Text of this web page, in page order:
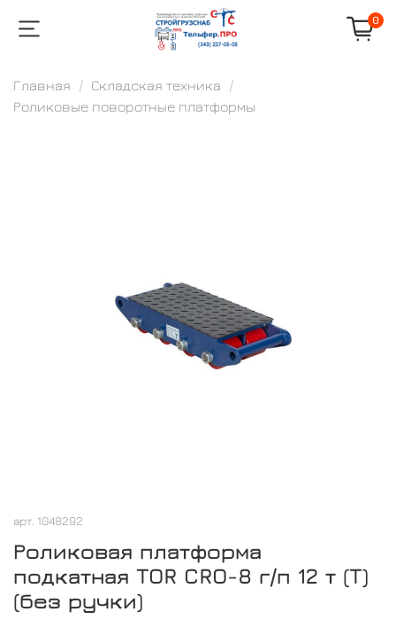
0
Главная
Складская техника
Роликовые поворотные платформы
арт. 1048292
Роликовая платформа
подкатная TOR CRO-8 г/п 12 т (T)
(без ручки)